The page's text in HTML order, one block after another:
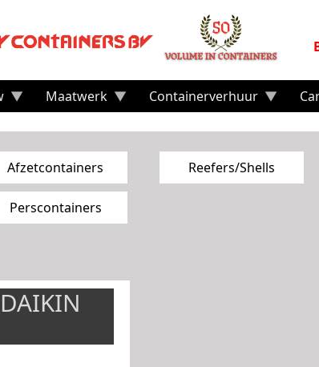
Maatwerk Containerverhuur
Afzetcontainers Reefers/Shells
Perscontainers